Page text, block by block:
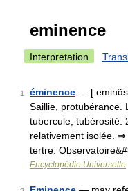
eminence
Interpretation
1 éminence — [ eminɑ̃s
Saillie, protubérance.
tubercule, tubérosité.
relativement isolée. ⇒
tertre.
Encyclopédie Universelle